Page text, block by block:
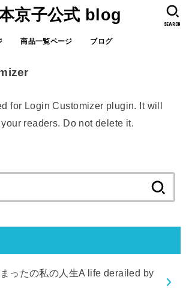
京子公式 blog
商品一覧ページ ブログ
SEARCH
for Login Customizer plugin. It will
readers. Do not delete it.
索:
ったの私の人生A life derailed by